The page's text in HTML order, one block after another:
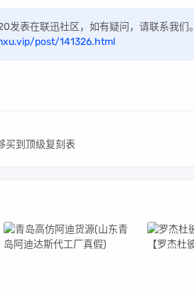
发表在联迅社区，如有疑问，请联系我们。
post/141326.html
买到顶级复刻表